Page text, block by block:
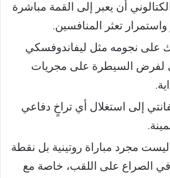
أن يعبر إلى القمة مباشرة
تعثر المنافسين.
على نجومه مثل ليفاندوفسكي
لفرض السيطرة على مجريات
إلى استغلال أي تراخٍ دفاعي
مجرد مباراة روتينية بل نقطة
الصراع على اللقب، خاصة مع